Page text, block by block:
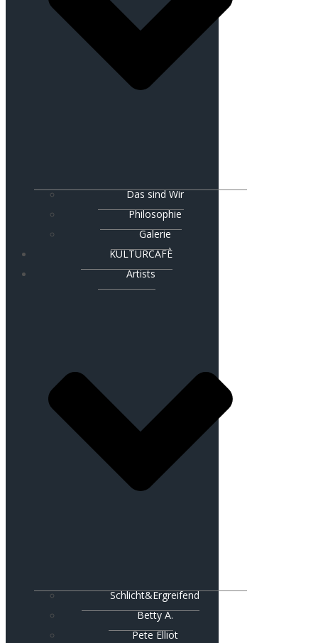
Das sind Wir
Philosophie
Galerie
KULTURCAFÈ
Artists
Schlicht&Ergreifend
Betty A.
Pete Elliot